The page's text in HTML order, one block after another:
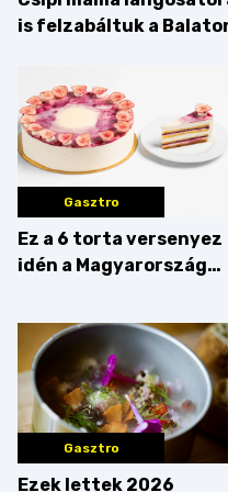
is felzabáltuk a
Gasztro
Ez a 6 torta versenyez
idén a Magyarország
Gasztro
Ezek lettek 2026